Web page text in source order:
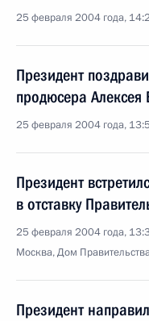
25 февраля 2004 года,
Президент
продюсера
25 февраля 2004 года,
Президент
в отставку
25 февраля 2004 года,
Москва, Дом
Президент